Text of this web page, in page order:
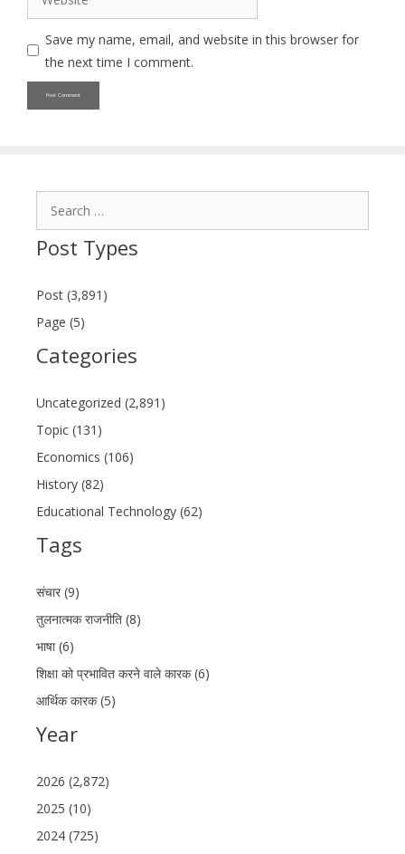
Save my name, email, and website in this browser for
the next time I comment.
Post Types
Post (3,891)
Page (5)
Categories
Uncategorized (2,891)
Topic (131)
Economics (106)
History (82)
Educational Technology (62)
Tags
संचार (9)
तुलनात्मक राजनीति (8)
भाषा (6)
शिक्षा को प्रभावित करने वाले कारक (6)
आर्थिक कारक (5)
Year
2026 (2,872)
2025 (10)
2024 (725)